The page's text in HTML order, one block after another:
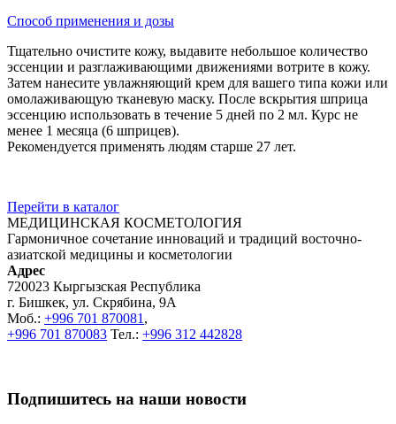
Способ применения и дозы
Тщательно очистите кожу, выдавите небольшое количество
эссенции и разглаживающими движениями вотрите в кожу.
Затем нанесите увлажняющий крем для вашего типа кожи или
омолаживающую тканевую маску. После вскрытия шприца
эссенцию использовать в течение 5 дней по 2 мл. Курс не
менее 1 месяца (6 шприцев).
Рекомендуется применять людям старше 27 лет.
Перейти в каталог
МЕДИЦИНСКАЯ КОСМЕТОЛОГИЯ
Гармоничное сочетание инноваций и традиций восточно-
азиатской медицины и косметологии
Адрес
720023 Кыргызская Республика
г. Бишкек, ул. Скрябина, 9А
Моб.: +996 701 870081,
+996 701 870083 Тел.: +996 312 442828
Подпишитесь на наши новости